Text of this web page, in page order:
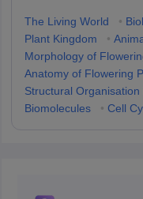
The Living World •
Plant Kingdom
•
Morphology of
Anatomy of Flowering
Structural Organisation
Biomolecules
• Cell